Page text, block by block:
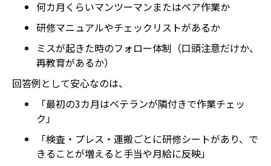
何カ月くらいマンツーマンまたはペア作業か
研修マニュアルやチェックリストがあるか
ミスが起きた時のフォロー体制（口頭注意だけか、
再教育があるか）
回答例として安心なのは、
「最初の3カ月はベテランが隣付きで作業チェッ
ク」
「検査・プレス・運搬ごとに研修シートがあり、で
きることが増えると手当や月給に反映」